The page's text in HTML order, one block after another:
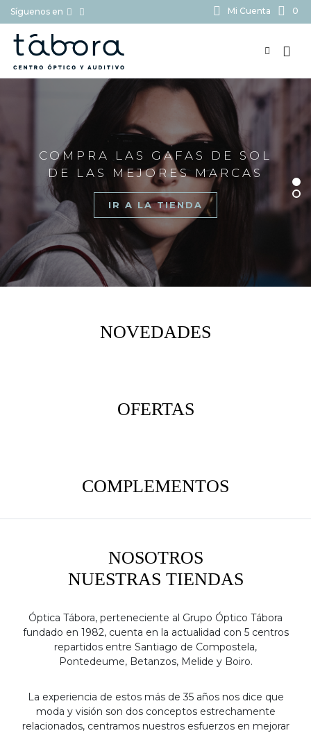
Síguenos en Mi Cuenta 0
COMPRA LAS GAFAS DE SOL
DE LAS MEJORES MARCAS
IR A LA TIENDA
NOVEDADES
OFERTAS
COMPLEMENTOS
NOSOTROS
NUESTRAS TIENDAS
Óptica Tábora, perteneciente al Grupo Óptico Tábora
fundado en 1982, cuenta en la actualidad con 5 centros
repartidos entre Santiago de Compostela,
Pontedeume, Betanzos, Melide y Boiro.
La experiencia de estos más de 35 años nos dice que
moda y visión son dos conceptos estrechamente
relacionados, centramos nuestros esfuerzos en mejorar